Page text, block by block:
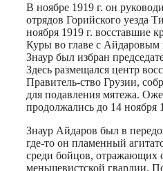
В ноябре 1919 г. он
отрядов Горийского уезда
ноября 1919 г. восставшие
Куры во главе с Айдаровым
Знаур был избран
Здесь размещался центр
Правитель-ство Грузии,
для подавления мятежа.
продолжались до 14 ноября
Знаур Айдаров был в
где-то он пламенный
среди бойцов, отражающих
меньшевистской гвардии.